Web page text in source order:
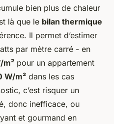
bien plus de chaleur
là que le bilan thermique
Il permet d’estimer
par mètre carré - en
m² pour un appartement
W/m² dans les cas
c’est risquer un
donc inefficace, ou
et gourmand en